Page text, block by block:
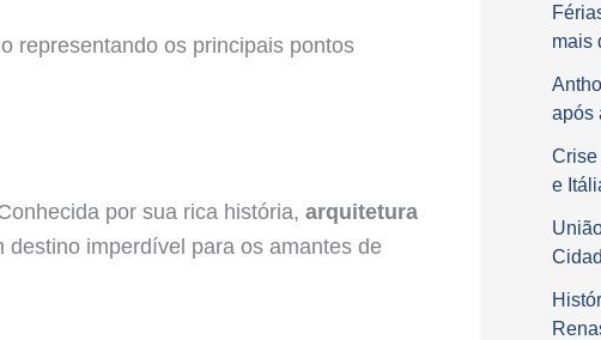
por sua rica história, arquitetura
imperdível para os amantes de
mais
após
Crise
e